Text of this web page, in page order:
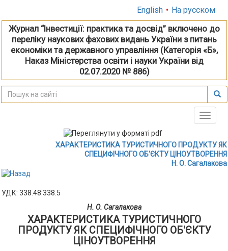
English • На русском
Журнал “Інвестиції: практика та досвід” включено до
переліку наукових фахових видань України з питань
економіки та державного управління (Категорія «Б»,
Наказ Міністерства освіти і науки України від
02.07.2020 № 886)
Toggle
ХАРАКТЕРИСТИКА ТУРИСТИЧНОГО ПРОДУКТУ ЯК
СПЕЦИФІЧНОГО ОБ'ЄКТУ ЦІНОУТВОРЕННЯ
Н. О. Сагалакова
УДК: 338.48:338.5
Н. О. Сагалакова
ХАРАКТЕРИСТИКА ТУРИСТИЧНОГО
ПРОДУКТУ ЯК СПЕЦИФІЧНОГО ОБ'ЄКТУ
ЦІНОУТВОРЕННЯ